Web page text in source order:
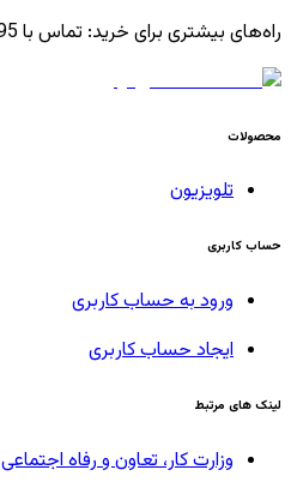
راه‌های بیشتری برای خرید: تماس با 02137695 یا
محصولات
تلویزیون
حساب کاربری
ورود به حساب کاربری
ایجاد حساب کاربری
لینک های مرتبط
وزارت کار، تعاون و رفاه اجتماعی